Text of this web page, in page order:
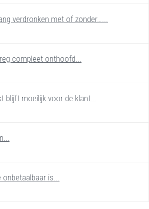
verdronken met of zonder…...
compleet onthoofd...
blijft moeilijk voor de klant...
is...